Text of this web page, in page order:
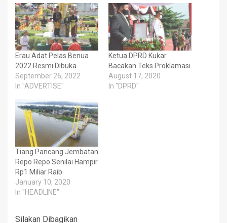
Erau Adat Pelas Benua
2022 Resmi Dibuka
September 26, 2022
In "ADVERTISE"
Ketua DPRD Kukar
Bacakan Teks Proklamasi
August 17, 2020
In "DPRD"
Tiang Pancang Jembatan
Repo Repo Senilai Hampir
Rp1 Miliar Raib
January 10, 2020
In "HEADLINE"
Silakan Dibagikan